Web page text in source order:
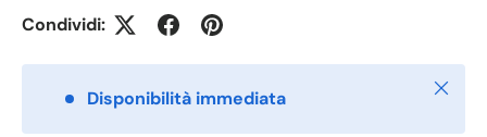
Condividi:
Disponibilità immediata Chiudi